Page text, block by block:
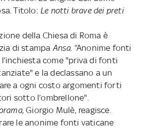
Titolo: Le notti brave dei preti
della Chiesa di Roma è
di stampa Ansa. “Anonime fonti
come "priva di fonti
e la declassano a un
a ogni costo argomenti forti
sotto l’ombrellone".
, Giorgio Mulè, reagisce.
le anonime fonti vaticane